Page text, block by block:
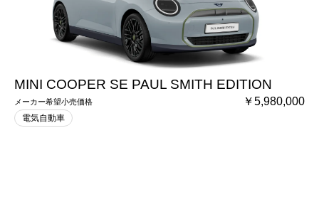
MINI COOPER SE PAUL SMITH EDITION
メーカー希望小売価格 ￥5,980,000
電気自動車